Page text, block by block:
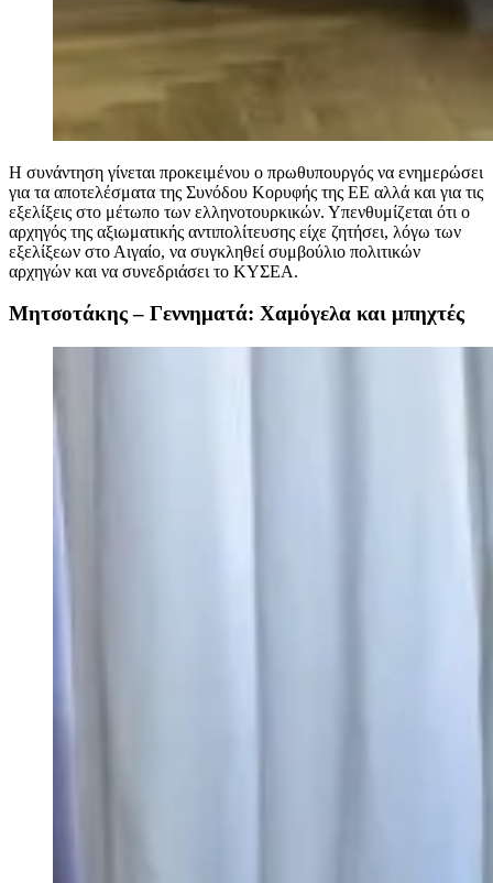
Η συνάντηση γίνεται προκειμένου ο πρωθυπουργός να ενημερώσει
για τα αποτελέσματα της Συνόδου Κορυφής της ΕΕ αλλά και για τις
εξελίξεις στο μέτωπο των ελληνοτουρκικών. Υπενθυμίζεται ότι ο
αρχηγός της αξιωματικής αντιπολίτευσης είχε ζητήσει, λόγω των
εξελίξεων στο Αιγαίο, να συγκληθεί συμβούλιο πολιτικών
αρχηγών και να συνεδριάσει το ΚΥΣΕΑ.
Μητσοτάκης – Γεννηματά: Χαμόγελα και μπηχτές